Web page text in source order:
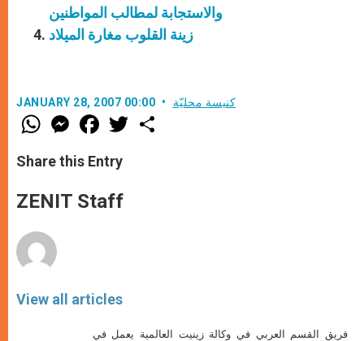
والاستجابة لمطالب المواطنين
زينة القلوب مغارة الميلاد
JANUARY 28, 2007 00:00 كنيسة محليّة
W
h
t
s
p
p
M
e
s
e
g
e
F
a
e
b
o
k
w
Share this Entry
ZENIT Staff
View all articles
فريق القسم العربي في وكالة زينيت العالمية يعمل في